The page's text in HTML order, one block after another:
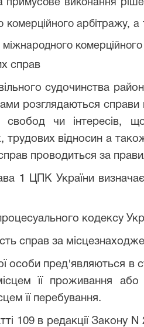
примусове виконання
комерційного арбітражу,
справ
судочинства
розглядаються
чи інтересів,
трудових відносин а
проводиться за
ЦПК України визначає
кодексу
справ за
особи пред'являються в
її проживання
її перебування.
109 в редакції Закону